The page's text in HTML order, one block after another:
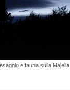
e fauna sulla Majella